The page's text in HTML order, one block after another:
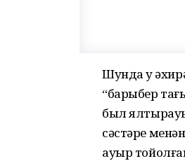
Шунда уҡ
“барыбер
был
сәстәре
ауыр